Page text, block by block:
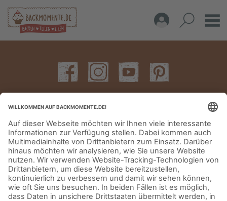
IMPRESSUM DATENSCHUTZERKLÄRUNG AGB KONTAKT